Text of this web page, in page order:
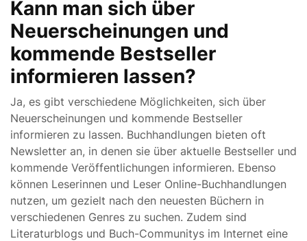
Kann man sich über
Neuerscheinungen und
kommende Bestseller
informieren lassen?
Ja, es gibt verschiedene Möglichkeiten, sich über
Neuerscheinungen und kommende Bestseller
informieren zu lassen. Buchhandlungen bieten oft
Newsletter an, in denen sie über aktuelle Bestseller und
kommende Veröffentlichungen informieren. Ebenso
können Leserinnen und Leser Online-Buchhandlungen
nutzen, um gezielt nach den neuesten Büchern in
verschiedenen Genres zu suchen. Zudem sind
Literaturblogs und Buch-Communitys im Internet eine